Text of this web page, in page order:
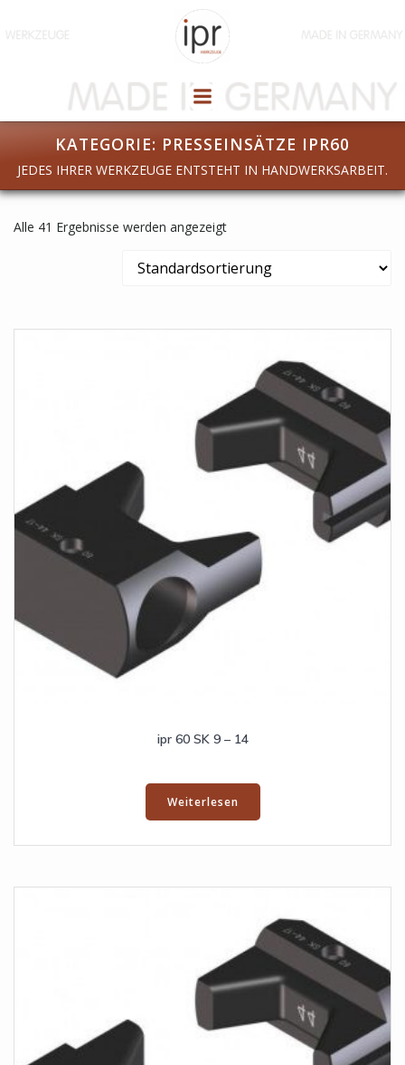
Inhalt
springen
KATEGORIE: PRESSEINSÄTZE IPR60
JEDES IHRER WERKZEUGE ENTSTEHT IN HANDWERKSARBEIT.
Alle 41 Ergebnisse werden angezeigt
ipr 60 SK 9 – 14
Weiterlesen